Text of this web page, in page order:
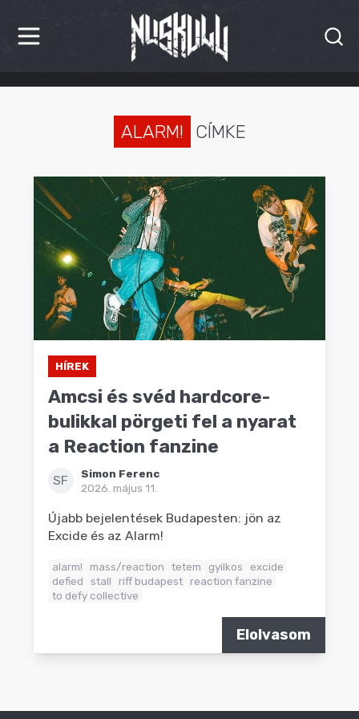
HÍREK
INTERJÚK
PREMIEREK
MÁSVILÁG
ALARM! CÍMKE
HÍREK
Amcsi és svéd hardcore-
bulikkal pörgeti fel a nyarat
a Reaction fanzine
SF
Simon Ferenc
2026. május 11.
Újabb bejelentések Budapesten: jön az
Excide és az Alarm!
alarm! mass/reaction tetem gyilkos
excide
defied
stall riff budapest reaction fanzine
to defy collective
Elolvasom